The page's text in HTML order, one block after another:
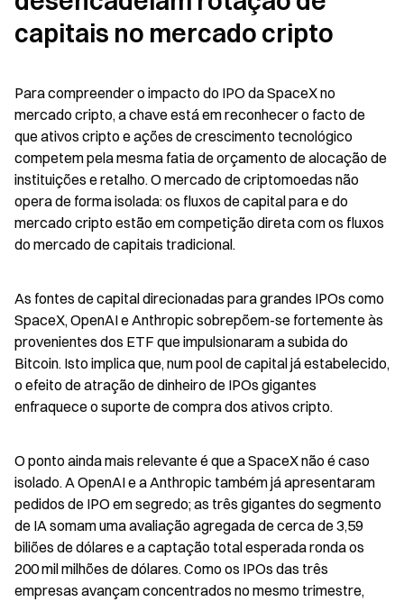
capitais no mercado cripto
Para compreender o impacto do IPO da SpaceX no
mercado cripto, a chave está em reconhecer o facto de
que ativos cripto e ações de crescimento tecnológico
competem pela mesma fatia de orçamento de alocação de
instituições e retalho. O mercado de criptomoedas não
opera de forma isolada: os fluxos de capital para e do
mercado cripto estão em competição direta com os fluxos
do mercado de capitais tradicional.
As fontes de capital direcionadas para grandes IPOs como
SpaceX, OpenAI e Anthropic sobrepõem-se fortemente às
provenientes dos ETF que impulsionaram a subida do
Bitcoin. Isto implica que, num pool de capital já estabelecido,
o efeito de atração de dinheiro de IPOs gigantes
enfraquece o suporte de compra dos ativos cripto.
O ponto ainda mais relevante é que a SpaceX não é caso
isolado. A OpenAI e a Anthropic também já apresentaram
pedidos de IPO em segredo; as três gigantes do segmento
de IA somam uma avaliação agregada de cerca de 3,59
biliões de dólares e a captação total esperada ronda os
200 mil milhões de dólares. Como os IPOs das três
empresas avançam concentrados no mesmo trimestre,